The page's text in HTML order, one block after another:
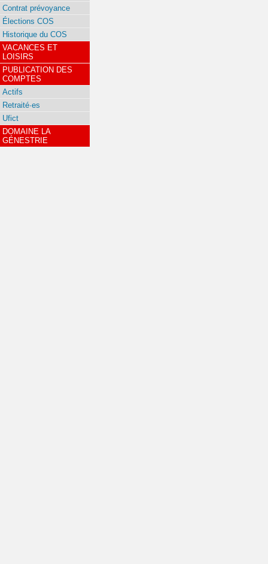
Contrat prévoyance
Élections COS
Historique du COS
VACANCES ET
LOISIRS
PUBLICATION DES
COMPTES
Actifs
Retraité·es
Ufict
DOMAINE LA
GÉNESTRIE